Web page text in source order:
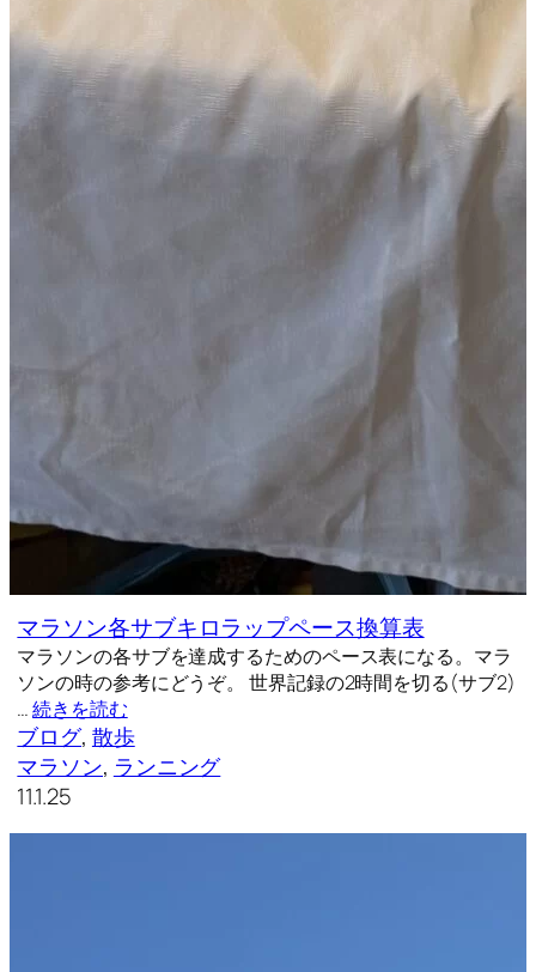
マラソン各サブキロラップペース換算表
マラソンの各サブを達成するためのペース表になる。マラ
ソンの時の参考にどうぞ。 世界記録の2時間を切る(サブ2)
…続きを読む
ブログ, 散歩
マラソン, ランニング
11.1.25